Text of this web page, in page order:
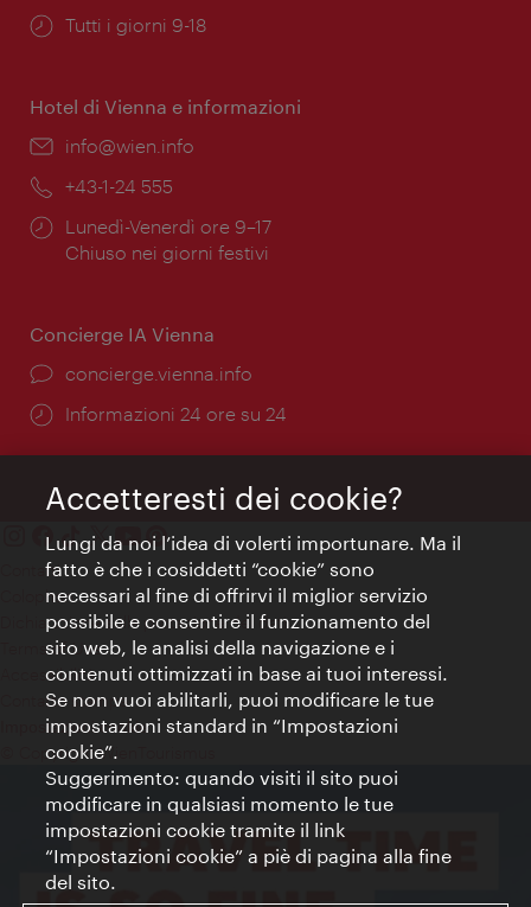
Orari
Tutti i giorni 9-18
Hotel di Vienna e informazioni
Email:
info@wien.info
Telefono:
+43-1-24 555
Orari
di
Lunedì-Venerdì ore 9–17
Chiuso nei giorni festivi
Concierge IA Vienna
Ort:
concierge.vienna.info
Öffnungszeiten:
Informazioni 24 ore su 24
Contatti
Colophon
Dichiarazione sulla protezione dei dati
Terms of Use
Accessibilità
Contatto stampa
Impostazioni cookie
© Copyright WienTourismus
Accetteresti dei cookie?
Lungi da noi l’idea di volerti importunare. Ma il
fatto è che i cosiddetti “cookie” sono
necessari al fine di offrirvi il miglior servizio
possibile e consentire il funzionamento del
sito web, le analisi della navigazione e i
contenuti ottimizzati in base ai tuoi interessi.
Se non vuoi abilitarli, puoi modificare le tue
impostazioni standard in “Impostazioni
cookie”.
Suggerimento: quando visiti il sito puoi
modificare in qualsiasi momento le tue
impostazioni cookie tramite il link
“Impostazioni cookie” a piè di pagina alla fine
del sito.